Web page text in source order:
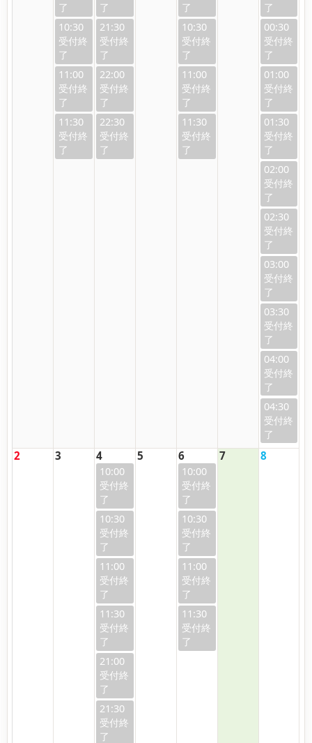
10:30
11:00
11:30
21:30
22:00
22:30
10:30
11:00
11:30
00:30
01:00
01:30
02:00
02:30
03:00
03:30
04:00
04:30
2 3 4
10:00
10:30
11:00
11:30
21:00
21:30
5 6
10:00
10:30
11:00
11:30
7 8